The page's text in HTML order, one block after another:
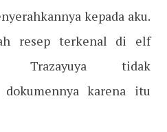
kepada aku.
resep terkenal di elf
Trazayuya tidak
karena itu